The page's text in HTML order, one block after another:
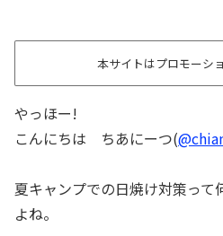
本サイトはプロモーシ
やっほー!
こんにちは ちあにーつ(
夏キャンプでの日焼け対策って
よね。